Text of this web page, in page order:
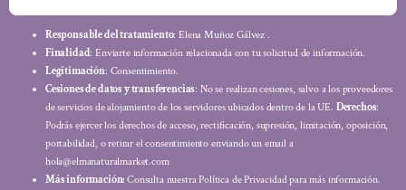
Responsable del tratamiento: Elena Muñoz Gálvez .
Finalidad: Enviarte información relacionada con tu solicitud de información.
Legitimación: Consentimiento.
Cesiones de datos y transferencias: No se realizan cesiones, salvo a los proveedores
de servicios de alojamiento de los servidores ubicados dentro de la UE. Derechos:
Podrás ejercer los derechos de acceso, rectificación, supresión, limitación, oposición,
portabilidad, o retirar el consentimiento enviando un email a
hola@elmanaturalmarket.com
Más información: Consulta nuestra Política de Privacidad para más información.